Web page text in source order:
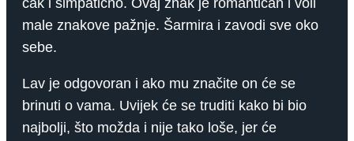
čak i simpatično. Ovaj znak je romantičan i voli
male znakove pažnje. Šarmira i zavodi sve oko
sebe.
Lav je odgovoran i ako mu značite on će se
brinuti o vama. Uvijek će se truditi kako bi bio
najbolji, što možda i nije tako loše, jer će